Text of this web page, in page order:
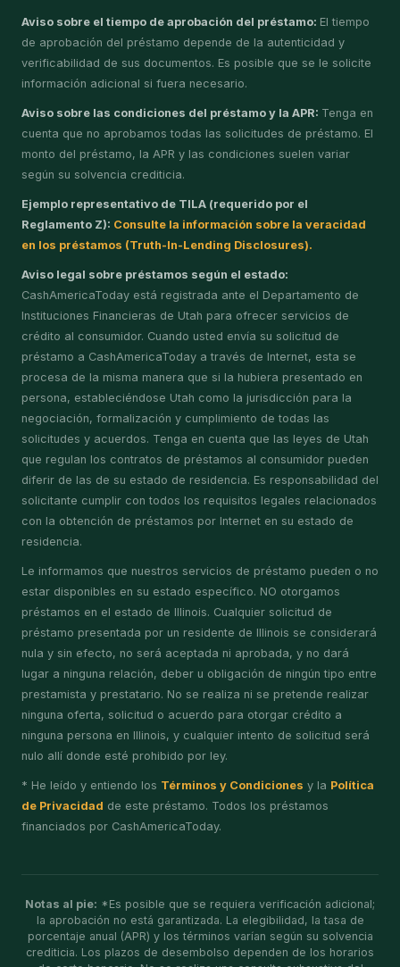
Aviso sobre el tiempo de aprobación del préstamo: El tiempo
de aprobación del préstamo depende de la autenticidad y
verificabilidad de sus documentos. Es posible que se le solicite
información adicional si fuera necesario.
Aviso sobre las condiciones del préstamo y la APR: Tenga en
cuenta que no aprobamos todas las solicitudes de préstamo. El
monto del préstamo, la APR y las condiciones suelen variar
según su solvencia crediticia.
Ejemplo representativo de TILA (requerido por el
Reglamento Z): Consulte la información sobre la veracidad
en los préstamos (Truth-In-Lending Disclosures).
Aviso legal sobre préstamos según el estado:
CashAmericaToday está registrada ante el Departamento de
Instituciones Financieras de Utah para ofrecer servicios de
crédito al consumidor. Cuando usted envía su solicitud de
préstamo a CashAmericaToday a través de Internet, esta se
procesa de la misma manera que si la hubiera presentado en
persona, estableciéndose Utah como la jurisdicción para la
negociación, formalización y cumplimiento de todas las
solicitudes y acuerdos. Tenga en cuenta que las leyes de Utah
que regulan los contratos de préstamos al consumidor pueden
diferir de las de su estado de residencia. Es responsabilidad del
solicitante cumplir con todos los requisitos legales relacionados
con la obtención de préstamos por Internet en su estado de
residencia.
Le informamos que nuestros servicios de préstamo pueden o no
estar disponibles en su estado específico. NO otorgamos
préstamos en el estado de Illinois. Cualquier solicitud de
préstamo presentada por un residente de Illinois se considerará
nula y sin efecto, no será aceptada ni aprobada, y no dará
lugar a ninguna relación, deber u obligación de ningún tipo entre
prestamista y prestatario. No se realiza ni se pretende realizar
ninguna oferta, solicitud o acuerdo para otorgar crédito a
ninguna persona en Illinois, y cualquier intento de solicitud será
nulo allí donde esté prohibido por ley.
* He leído y entiendo los Términos y Condiciones y la Política
de Privacidad de este préstamo. Todos los préstamos
financiados por CashAmericaToday.
Notas al pie: *Es posible que se requiera verificación adicional;
la aprobación no está garantizada. La elegibilidad, la tasa de
porcentaje anual (APR) y los términos varían según su solvencia
crediticia. Los plazos de desembolso dependen de los horarios